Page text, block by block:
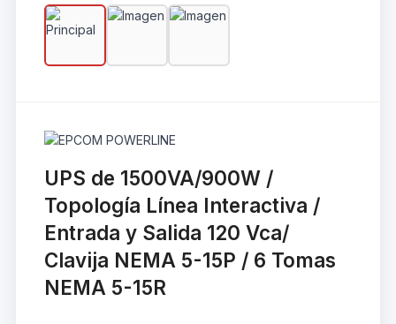
UPS de 1500VA/900W /
Topología Línea Interactiva /
Entrada y Salida 120 Vca/
Clavija NEMA 5-15P / 6 Tomas
NEMA 5-15R